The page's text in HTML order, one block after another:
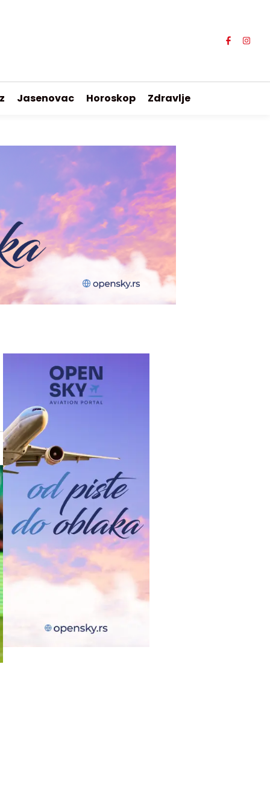
Jasenovac Horoskop Zdravlje